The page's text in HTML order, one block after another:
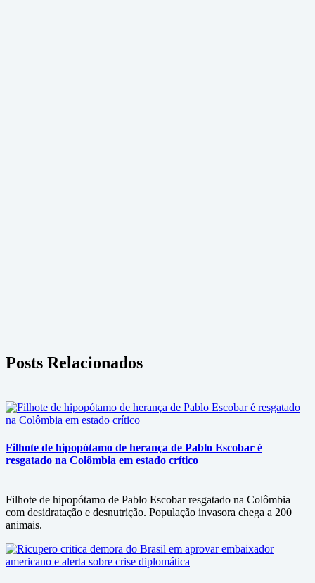
Posts Relacionados
Filhote de hipopótamo de herança de Pablo Escobar é
resgatado na Colômbia em estado crítico
Filhote de hipopótamo de Pablo Escobar resgatado na Colômbia
com desidratação e desnutrição. População invasora chega a 200
animais.